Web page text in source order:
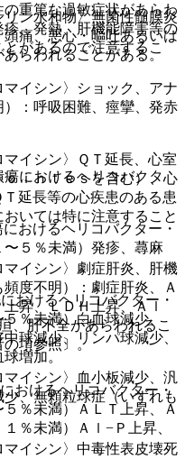
重篤な過敏症状があらわ
、発熱、肝機能障害等の
があるので注意するこ
におけるヘリコバクタ
おけるヘリコバクター・
５％未満）発疹、蕁麻
おけるヘリコバクター・
％未満）白血球減少、
球減少、リンパ球減少、
球増加。
おけるヘリコバクター・
％未満）ＡＬＴ上昇、Ａ
％未満）Ａｌ−Ｐ上昇、
ン水和物〉無菌性髄膜炎
痛、悪心・嘔吐あるいは
らわれることがある。
イシン〉ショック、アナ
：呼吸困難、痙攣、発赤
イシン〉ＱＴ延長、心室
ｉｎｔｅｓを含む）、心
延長等の心疾患のある患
いては特に注意すること
イシン〉劇症肝炎、肝機
度不明）：劇症肝炎、Ａ
昇、ＬＤＨ上昇、Ａｌ
、肝不全があらわれるこ
項参照〕。
イシン〉血小板減少、汎
、無顆粒球症（いずれも
イシン〉中毒性表皮壊死